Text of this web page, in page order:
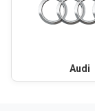
Audi